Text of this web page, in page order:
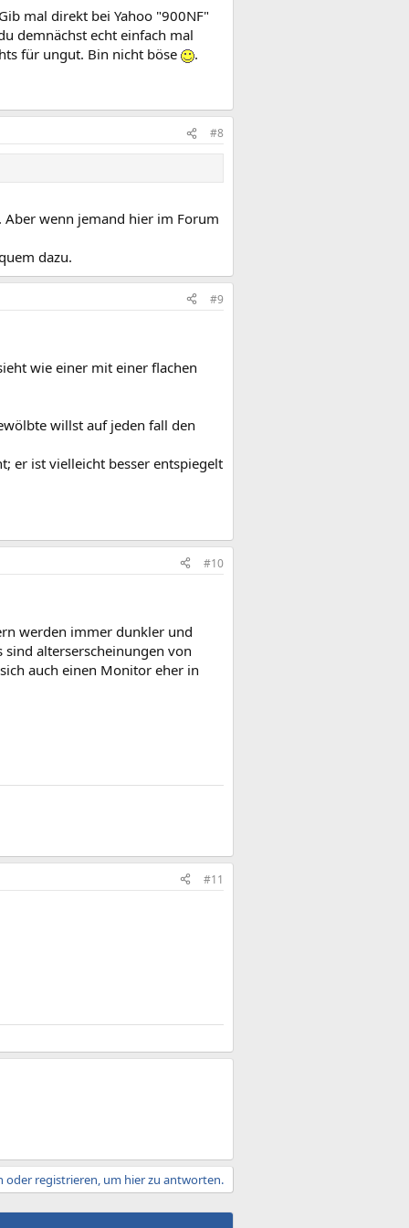
mal direkt bei Yahoo "900NF"
demnächst echt einfach mal
für ungut. Bin nicht böse .
#8
Aber wenn jemand hier im Forum
dazu.
#9
wie einer mit einer flachen
willst auf jeden fall den
er ist vielleicht besser entspiegelt
#10
werden immer dunkler und
alterserscheinungen von
auch einen Monitor eher in
#11
oder registrieren, um hier zu antworten.